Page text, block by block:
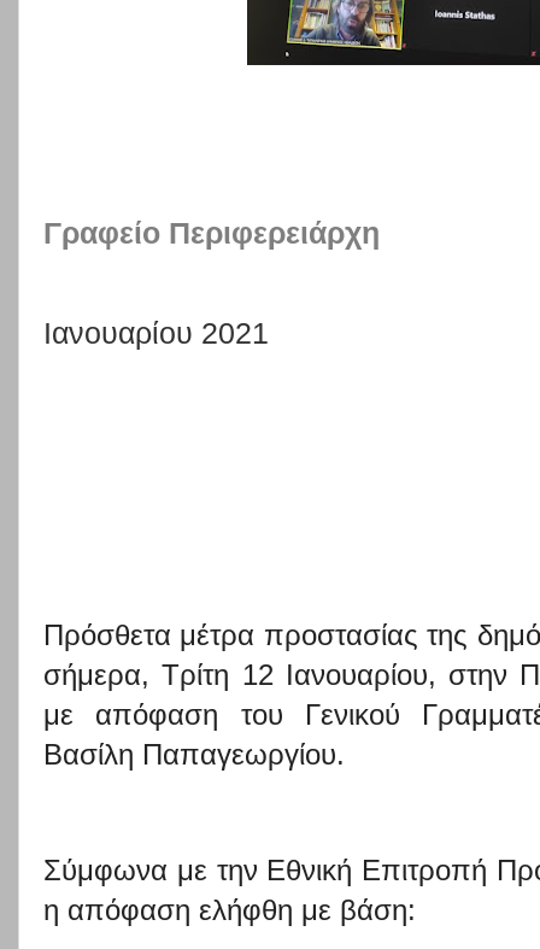
Γραφείο Περιφερειάρχη
Ιανουαρίου 2021
Πρόσθετα μέτρα προστασίας της
σήμερα, Τρίτη 12 Ιανουαρίου, στην
με απόφαση του Γενικού
Βασίλη Παπαγεωργίου.
Σύμφωνα με την Εθνική Επιτροπή
η απόφαση ελήφθη με βάση: